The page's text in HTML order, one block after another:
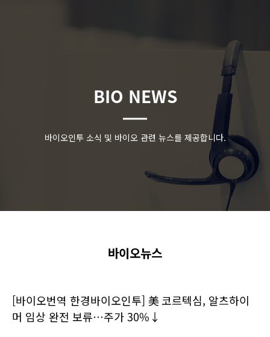
BIO NEWS
바이오인투 소식 및 바이오 관련 뉴스를 제공합니다.
바이오뉴스
[바이오번역 한경바이오인투] 美 코르텍심, 알츠하이
머 임상 완전 보류…주가 30%↓